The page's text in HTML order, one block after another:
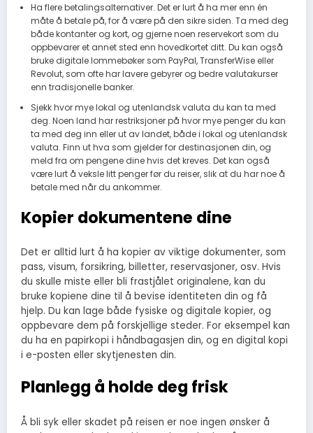
Ha flere betalingsalternativer. Det er lurt å ha mer enn én
måte å betale på, for å være på den sikre siden. Ta med deg
både kontanter og kort, og gjerne noen reservekort som du
oppbevarer et annet sted enn hovedkortet ditt. Du kan også
bruke digitale lommebøker som PayPal, TransferWise eller
Revolut, som ofte har lavere gebyrer og bedre valutakurser
enn tradisjonelle banker.
Sjekk hvor mye lokal og utenlandsk valuta du kan ta med
deg. Noen land har restriksjoner på hvor mye penger du kan
ta med deg inn eller ut av landet, både i lokal og utenlandsk
valuta. Finn ut hva som gjelder for destinasjonen din, og
meld fra om pengene dine hvis det kreves. Det kan også
være lurt å veksle litt penger før du reiser, slik at du har noe å
betale med når du ankommer.
Kopier dokumentene dine
Det er alltid lurt å ha kopier av viktige dokumenter, som
pass, visum, forsikring, billetter, reservasjoner, osv. Hvis
du skulle miste eller bli frastjålet originalene, kan du
bruke kopiene dine til å bevise identiteten din og få
hjelp. Du kan lage både fysiske og digitale kopier, og
oppbevare dem på forskjellige steder. For eksempel kan
du ha en papirkopi i håndbagasjen din, og en digital kopi
i e-posten eller skytjenesten din.
Planlegg å holde deg frisk
Å bli syk eller skadet på reisen er noe ingen ønsker å